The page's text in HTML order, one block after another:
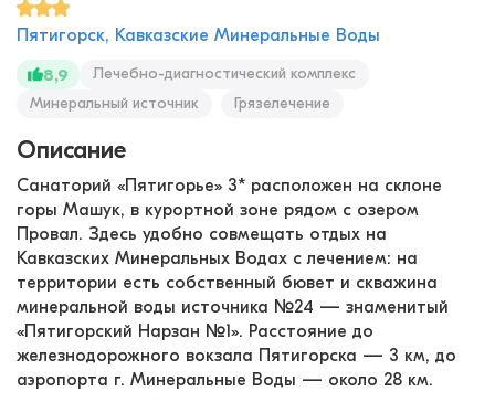
Пятигорск, Кавказские Минеральные Воды
8,9
Лечебно-диагностический комплекс
Минеральный источник
Грязелечение
Описание
Санаторий «Пятигорье» 3* расположен на склоне
горы Машук, в курортной зоне рядом с озером
Провал. Здесь удобно совмещать отдых на
Кавказских Минеральных Водах с лечением: на
территории есть собственный бювет и скважина
минеральной воды источника №24 — знаменитый
«Пятигорский Нарзан №1». Расстояние до
железнодорожного вокзала Пятигорска — 3 км, до
аэропорта г. Минеральные Воды — около 28 км.